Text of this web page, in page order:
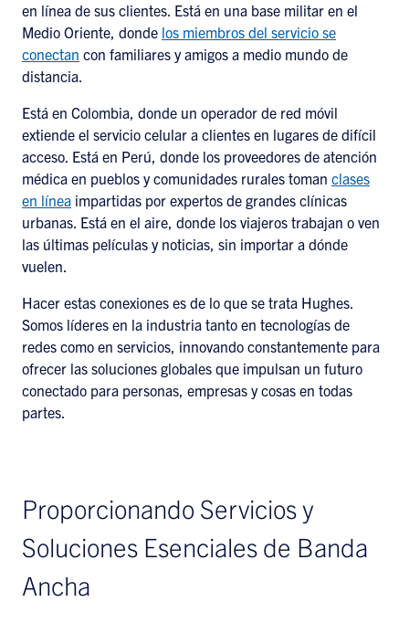
en línea de sus clientes. Está en una base militar en el
Medio Oriente, donde los miembros del servicio se
conectan con familiares y amigos a medio mundo de
distancia.
Está en Colombia, donde un operador de red móvil
extiende el servicio celular a clientes en lugares de difícil
acceso. Está en Perú, donde los proveedores de atención
médica en pueblos y comunidades rurales toman clases
en línea impartidas por expertos de grandes clínicas
urbanas. Está en el aire, donde los viajeros trabajan o ven
las últimas películas y noticias, sin importar a dónde
vuelen.
Hacer estas conexiones es de lo que se trata Hughes.
Somos líderes en la industria tanto en tecnologías de
redes como en servicios, innovando constantemente para
ofrecer las soluciones globales que impulsan un futuro
conectado para personas, empresas y cosas en todas
partes.
Proporcionando Servicios y
Soluciones Esenciales de Banda
Ancha